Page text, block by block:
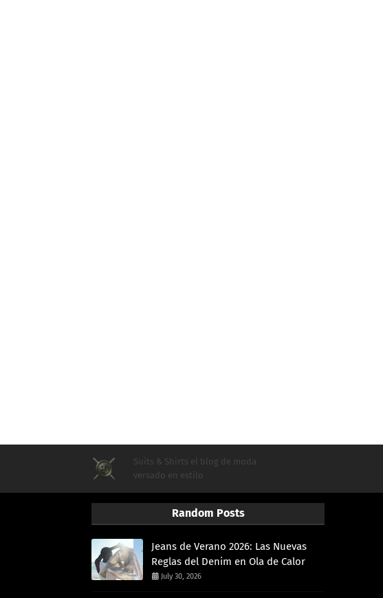
Suits & Shirts el blog de moda
versado en estilo
Random Posts
Jeans de Verano 2026: Las Nuevas
Reglas del Denim en Ola de Calor
July 30, 2026